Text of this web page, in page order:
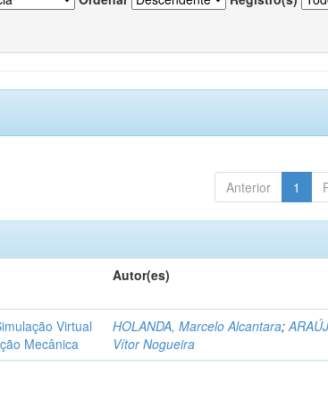
Anterior 1
Autor(es)
Virtual
Mecânica
HOLANDA, Marcelo Alcantara;
Vítor Nogueira